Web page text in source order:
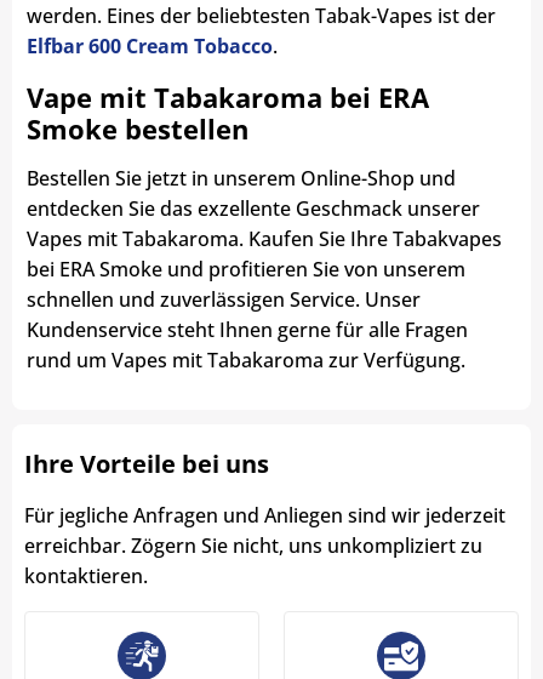
werden. Eines der beliebtesten Tabak-Vapes ist der
Elfbar 600 Cream Tobacco.
Vape mit Tabakaroma bei ERA
Smoke bestellen
Bestellen Sie jetzt in unserem Online-Shop und
entdecken Sie das exzellente Geschmack unserer
Vapes mit Tabakaroma. Kaufen Sie Ihre Tabakvapes
bei ERA Smoke und profitieren Sie von unserem
schnellen und zuverlässigen Service. Unser
Kundenservice steht Ihnen gerne für alle Fragen
rund um Vapes mit Tabakaroma zur Verfügung.
Ihre Vorteile bei uns
Für jegliche Anfragen und Anliegen sind wir jederzeit
erreichbar. Zögern Sie nicht, uns unkompliziert zu
kontaktieren.